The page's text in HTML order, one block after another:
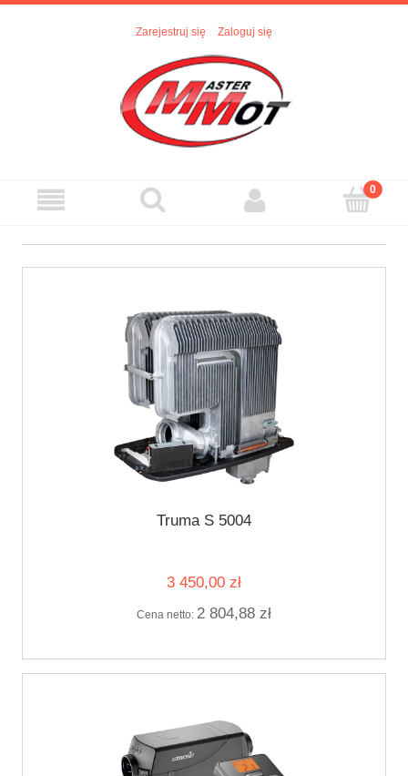
Zarejestruj się Zaloguj się
Truma S 5004
3 450,00 zł
Cena netto: 2 804,88 zł